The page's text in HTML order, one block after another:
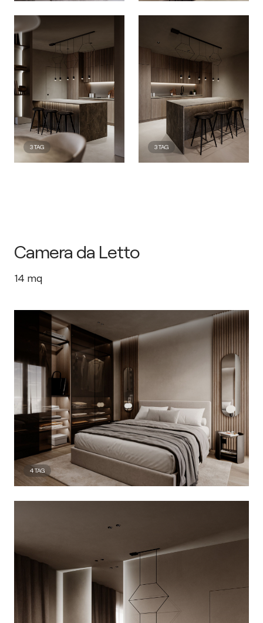
3TAG 3TAG
4TAG
Camera da Letto
14 mq